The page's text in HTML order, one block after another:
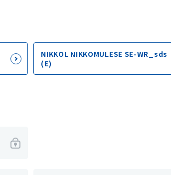
NIKKOL NIKKOMULESE SE-WR_sds
(E)